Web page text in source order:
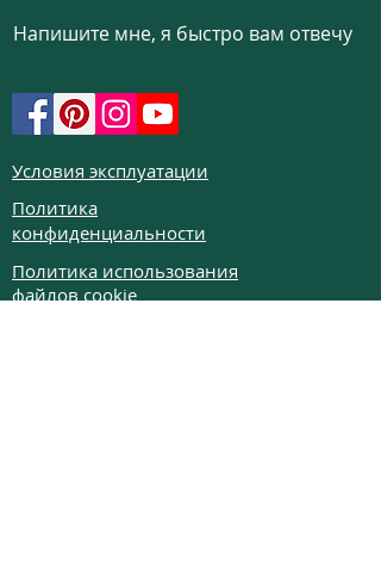
Напишите мне, я быстро вам отвечу
Условия эксплуатации
Политика
конфиденциальности
Политика использования
файлов cookie